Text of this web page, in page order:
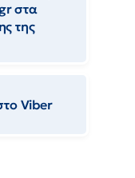
στα
της
Viber